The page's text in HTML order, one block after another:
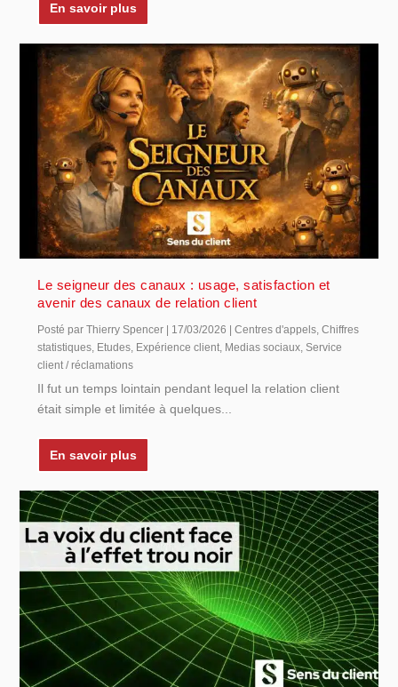
En savoir plus
Le seigneur des canaux : usage, satisfaction et
avenir des canaux de relation client
Posté parThierry Spencer 17/03/2026 |Centres d'appels,Chiffres
statistiques, Etudes, Expérience client, Medias sociaux,Service
client / réclamations
Il fut un temps lointain pendant lequel la relation client
était simple et limitée à quelques...
En savoir plus